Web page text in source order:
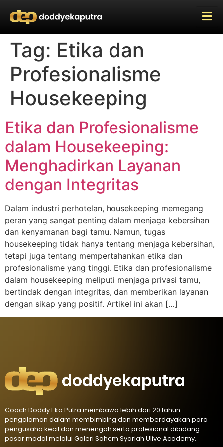
Tag: Etika dan
Profesionalisme
Housekeeping
Etika dan Profesionalisme
dalam Housekeeping:
Menghadirkan Layanan
dengan Integritas
Dalam industri perhotelan, housekeeping memegang
peran yang sangat penting dalam menjaga kebersihan
dan kenyamanan bagi tamu. Namun, tugas
housekeeping tidak hanya tentang menjaga kebersihan,
tetapi juga tentang mempertahankan etika dan
profesionalisme yang tinggi. Etika dan profesionalisme
dalam housekeeping meliputi menjaga privasi tamu,
bertindak dengan integritas, dan memberikan layanan
dengan sikap yang positif. Artikel ini akan […]
Coach Doddy Eka Putra membawa lebih dari 20 tahun
pengalaman dalam membimbing dan memberdayakan para
pengusaha kecil dan menengah serta profesional dibidang
pasar modal melalui Galeri Saham Syariah Ulive Academy.